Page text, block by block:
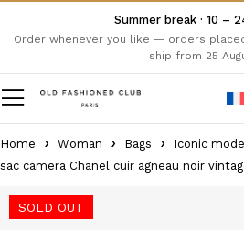
Summer break · 10 –
Order whenever you like — orders
ship from 25
Home Woman Bags Iconic
sac camera Chanel cuir agneau noir
SOLD OUT